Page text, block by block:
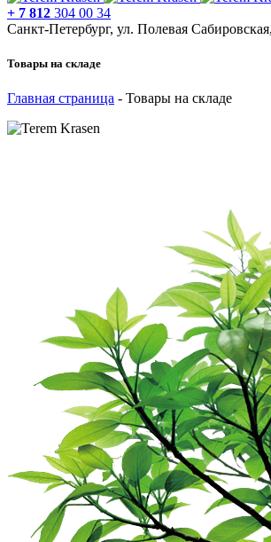
+ 7 812 304 00 34
Санкт-Петербург, ул. Полевая
Товары на складе
Главная страница - Товары на складе